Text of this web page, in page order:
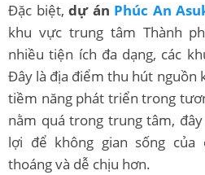
Đặc biệt, dự án Phúc An
khu vực trung tâm Thành
nhiều tiện ích đa dạng, các
Đây là địa điểm thu hút nguồn
tiềm năng phát triển trong
nằm quá trong trung tâm,
lợi để không gian sống
thoáng và dễ chịu hơn.